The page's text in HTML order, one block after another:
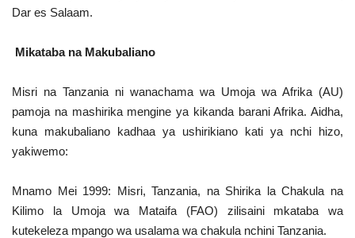
Dar es Salaam.
Mikataba na Makubaliano
Misri na Tanzania ni wanachama wa Umoja wa Afrika (AU)
pamoja na mashirika mengine ya kikanda barani Afrika. Aidha,
kuna makubaliano kadhaa ya ushirikiano kati ya nchi hizo,
yakiwemo:
Mnamo Mei 1999: Misri, Tanzania, na Shirika la Chakula na
Kilimo la Umoja wa Mataifa (FAO) zilisaini mkataba wa
kutekeleza mpango wa usalama wa chakula nchini Tanzania.